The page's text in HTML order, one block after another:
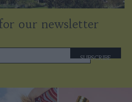
our newsletter
SUBSCRIBE